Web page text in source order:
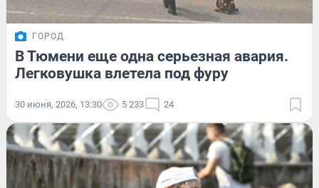
ГОРОД
В Тюмени еще одна серьезная авария.
Легковушка влетела под фуру
30 июня, 2026, 13:30 5 233 24